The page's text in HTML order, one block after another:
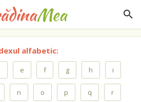
alfabetic:
e f g h i
n o p q r